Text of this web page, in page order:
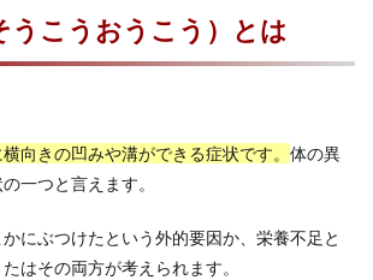
うこうおうこう）とは
向きの凹みや溝ができる症状です。 体の異
一つと言えます。
にぶつけたという外的要因か、栄養不足と
はその両方が考えられます。